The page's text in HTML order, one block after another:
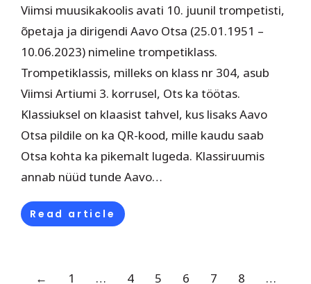
Viimsi muusikakoolis avati 10. juunil trompetisti,
õpetaja ja dirigendi Aavo Otsa (25.01.1951 –
10.06.2023) nimeline trompetiklass.
Trompetiklassis, milleks on klass nr 304, asub
Viimsi Artiumi 3. korrusel, Ots ka töötas.
Klassiuksel on klaasist tahvel, kus lisaks Aavo
Otsa pildile on ka QR-kood, mille kaudu saab
Otsa kohta ka pikemalt lugeda. Klassiruumis
annab nüüd tunde Aavo…
Read article
← 1 … 4 5 6 7 8 …